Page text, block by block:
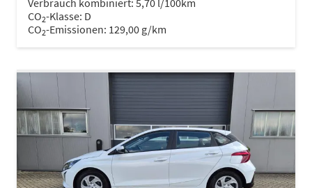
Verbrauch kombiniert: 5,70 l/100km
CO2-Klasse: D
CO2-Emissionen: 129,00 g/km